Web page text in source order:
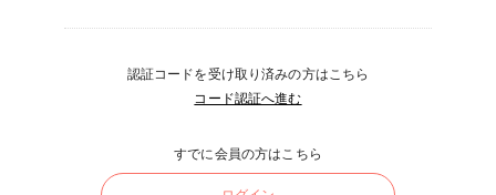
認証コードを受け取り済みの方はこちら
コード認証へ進む
すでに会員の方はこちら